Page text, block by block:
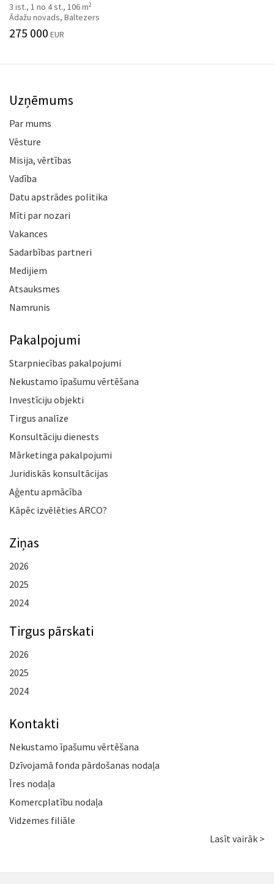
3 ist., 1 no 4 st., 106 m2
Ādažu novads, Baltezers
275 000 EUR
Uzņēmums
Par mums
Vēsture
Misija, vērtības
Vadība
Datu apstrādes politika
Mīti par nozari
Vakances
Sadarbības partneri
Medijiem
Atsauksmes
Namrunis
Pakalpojumi
Starpniecības pakalpojumi
Nekustamo īpašumu vērtēšana
Investīciju objekti
Tirgus analīze
Konsultāciju dienests
Mārketinga pakalpojumi
Juridiskās konsultācijas
Aģentu apmācība
Kāpēc izvēlēties ARCO?
Ziņas
2026
2025
2024
Tirgus pārskati
2026
2025
2024
Kontakti
Nekustamo īpašumu vērtēšana
Dzīvojamā fonda pārdošanas nodaļa
Īres nodaļa
Komercplatību nodaļa
Vidzemes filiāle
Lasīt vairāk >